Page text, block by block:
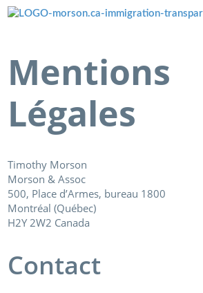
Menü überspringen
Mentions
Légales
Timothy Morson
Morson & Assoc
500, Place d’Armes, bureau 1800
Montréal (Québec)
H2Y 2W2 Canada
Contact